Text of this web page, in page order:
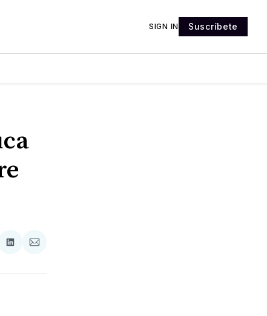
SIGN IN Suscríbete
Compartir
LinkedIn
Compartir
Email